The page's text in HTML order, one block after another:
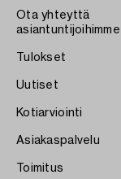
Ota yhteyttä
asiantuntijoihimme
Tulokset
Uutiset
Kotiarviointi
Asiakaspalvelu
Toimitus